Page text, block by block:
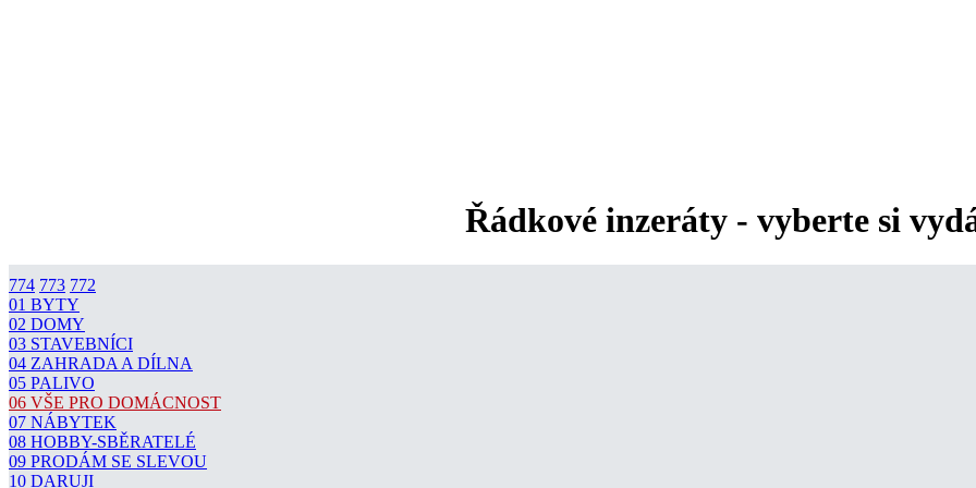
Řádkové inzeráty - vyberte si
774 773 772
01 BYTY
02 DOMY
03 STAVEBNÍCI
04 ZAHRADA A DÍLNA
05 PALIVO
06 VŠE PRO DOMÁCNOST
07 NÁBYTEK
08 HOBBY-SBĚRATELÉ
09 PRODÁM SE SLEVOU
10 DARUJI